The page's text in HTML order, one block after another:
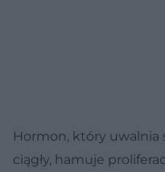
Hormon, który uwalnia
ciągły, hamuje